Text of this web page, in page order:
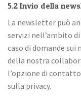
5.2 Invio della
La newsletter può
servizi nell’ambito
caso di domande
della nostra
l’opzione di
sulla privacy.